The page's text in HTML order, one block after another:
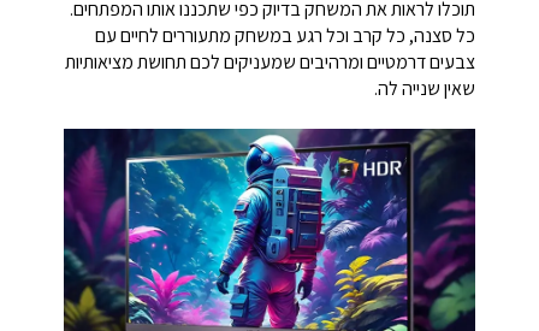
תוכלו לראות את המשחק בדיוק כפי שתכננו אותו המפתחים.
כל סצנה, כל קרב וכל רגע במשחק מתעוררים לחיים עם
צבעים דרמטיים ומרהיבים שמעניקים לכם תחושת מציאותיות
שאין שנייה לה.